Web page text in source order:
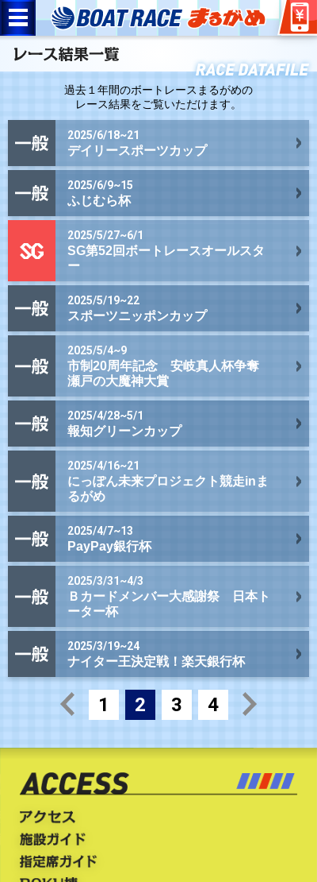
過去１年間のボートレースまるがめの
レース結果をご覧いただけます。
2025/6/18~21
デイリースポーツカップ
2025/6/9~15
ふじむら杯
2025/5/27~6/1
SG第52回ボートレースオールスタ
ー
2025/5/19~22
スポーツニッポンカップ
2025/5/4~9
市制20周年記念 安岐真人杯争奪
瀬戸の大魔神大賞
2025/4/28~5/1
報知グリーンカップ
2025/4/16~21
にっぽん未来プロジェクト競走inま
るがめ
2025/4/7~13
PayPay銀行杯
2025/3/31~4/3
Ｂカードメンバー大感謝祭 日本ト
ーター杯
2025/3/19~24
ナイター王決定戦！楽天銀行杯
1 2 3 4